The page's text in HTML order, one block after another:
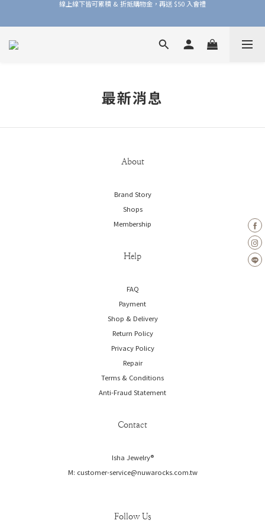
加入品牌會員，官網門市每筆消費皆享 1% 購物金回饋！
最新消息
About
Brand Story
Shops
Membership
Help
FAQ
Payment
Shop & Delivery
Return Policy
Privacy Policy
Repair
Terms & Conditions
Anti-Fraud Statement
Contact
Isha Jewelry®️
M: customer-service@nuwarocks.com.tw
Follow Us